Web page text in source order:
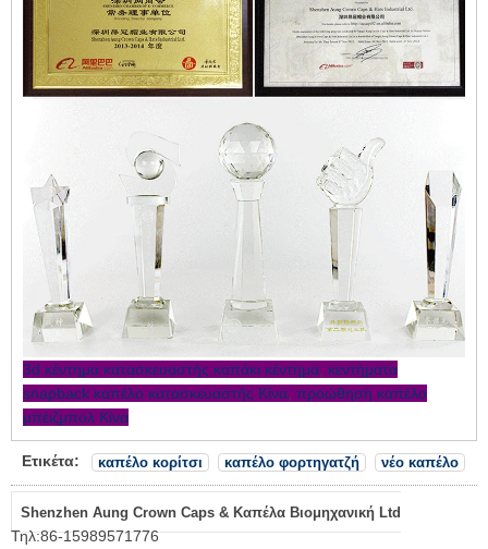
3d κέντημα κατασκευαστής καπάκι κέντημα κεντήματα
snapback καπέλο κατασκευαστής Κίνα προώθηση καπέλο
μπέιζμπολ Κίνα
Ετικέτα: καπέλο κορίτσι καπέλο φορτηγατζή νέο καπέλο
Shenzhen Aung Crown Caps & Καπέλα Βιομηχανική Ltd
Τηλ:86-15989571776